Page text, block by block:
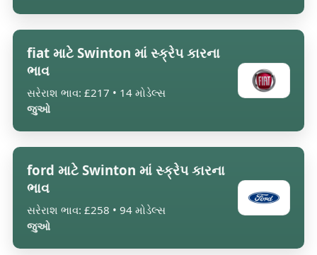
fiat માટે Swinton માં સ્ક્રેપ કારના
ભાવ
સરેરાશ ભાવ: £217 • 14 મોડેલ્સ
જુઓ
ford માટે Swinton માં સ્ક્રેપ કારના
ભાવ
સરેરાશ ભાવ: £258 • 94 મોડેલ્સ
જુઓ